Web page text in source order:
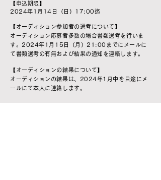
【申込期限】
2024年1月14日（日）17:00迄
【オーディション参加者の選考について】
オーディション応募者多数の場合書類選考を行いま
す。2024年1月15日（月）21:00までにメールに
て書類選考の有無および結果の通知を連絡します。
【オーディションの結果について】
オーディションの結果は、2024年1月中を目途にメ
ールにて本人に連絡します。